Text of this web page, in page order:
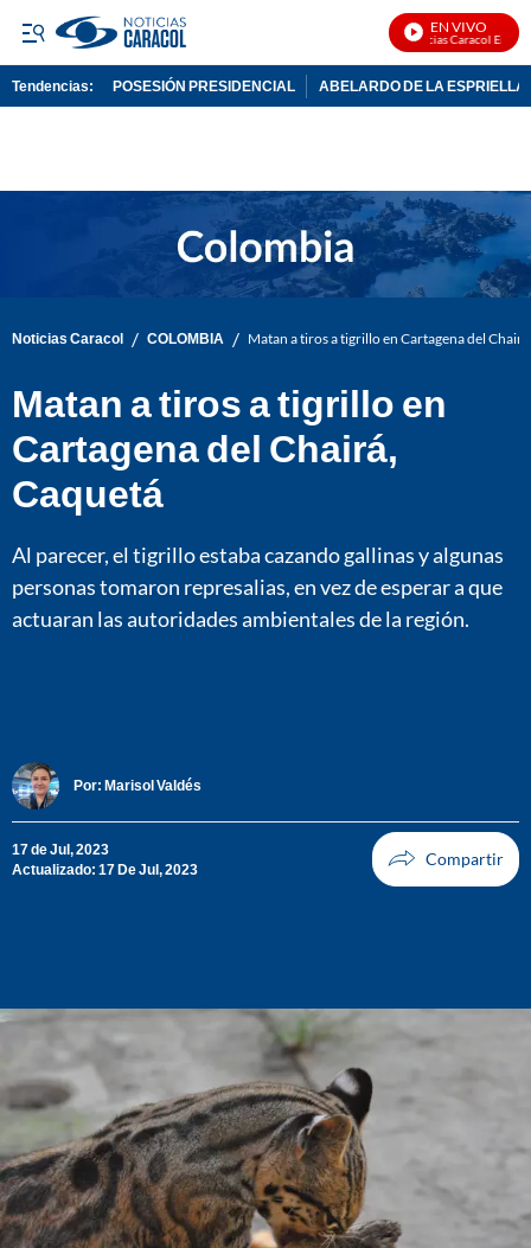
EN VIVO
Noticias Caracol En Vivo
Tendencias: POSESIÓN PRESIDENCIAL ABELARDO DE LA ESPRIELLA
Noticias Caracol / COLOMBIA / Matan a tiros a tigrillo en Cartagena del
Matan a tiros a tigrillo en
Cartagena del Chairá,
Caquetá
Al parecer, el tigrillo estaba cazando gallinas y algunas
personas tomaron represalias, en vez de esperar a que
actuaran las autoridades ambientales de la región.
Por: Marisol Valdés
17 de Jul, 2023
Actualizado: 17 De Jul, 2023